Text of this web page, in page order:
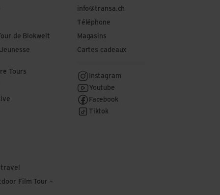
de Blokwelt
Tours
Film Tour –
info@transa.ch
Téléphone
Magasins
Cartes cadeaux
Instagram
Youtube
Facebook
Tiktok